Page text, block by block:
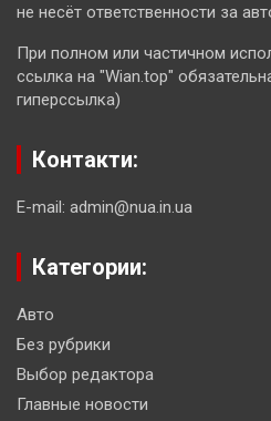
не несёт ответственности за
При полном или частичном
ссылка на "Wian.top"
гиперссылка)
Контакти:
E-mail: admin@nua.in.ua
Категории:
Авто
Без рубрики
Выбор редактора
Главные новости